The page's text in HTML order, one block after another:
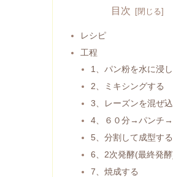
目次
レシピ
工程
1、パン粉を水に浸し
2、ミキシングする
3、レーズンを混ぜ
4、６０分→パンチ→
5、分割して成型する
6、2次発酵(最終発
7、焼成する